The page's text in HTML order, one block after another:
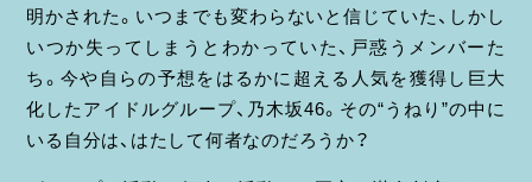
明かされた。いつまでも変わらないと信じていた、しかし
いつか失ってしまうとわかっていた、戸惑うメンバーた
ち。今や自らの予想をはるかに超える人気を獲得し巨大
化したアイドルグループ、乃木坂46。その“うねり”の中に
いる自分は、はたして何者なのだろうか？